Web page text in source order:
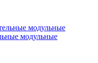
модульные